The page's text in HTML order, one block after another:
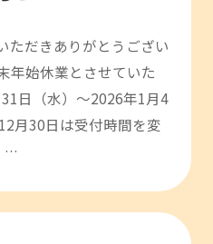
ただきありがとうござい
年始休業とさせていた
日（水）～2026年1月4
月30日は受付時間を変
…